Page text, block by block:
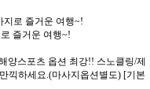
즐거운 여행~!
스포츠 옵션 최강!! 스노클링/제
끽하세요.(마사지옵션별도) [기본